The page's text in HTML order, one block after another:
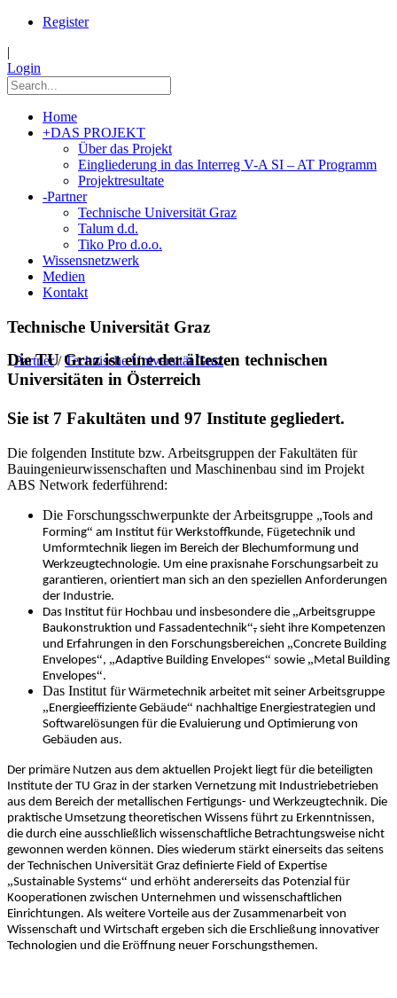
Register
|
Login
Home
+DAS PROJEKT
Über das Projekt
Eingliederung in das Interreg V-A SI – AT Programm
Projektresultate
-Partner
Technische Universität Graz
Talum d.d.
Tiko Pro d.o.o.
Wissensnetzwerk
Medien
Kontakt
Technische Universität Graz
Partner/Technische Universität Graz
Die TU Graz ist eine der ältesten technischen
Universitäten in Österreich
Sie ist 7 Fakultäten und 97 Institute gegliedert.
Die folgenden Institute bzw. Arbeitsgruppen der Fakultäten für
Bauingenieurwissenschaften und Maschinenbau sind im Projekt
ABS Network federführend:
Die Forschungsschwerpunkte der Arbeitsgruppe „Tools and
Forming“ am Institut für Werkstoffkunde, Fügetechnik und
Umformtechnik liegen im Bereich der Blechumformung und
Werkzeugtechnologie. Um eine praxisnahe Forschungsarbeit zu
garantieren, orientiert man sich an den speziellen Anforderungen
der Industrie.
Das Institut für Hochbau und insbesondere die „Arbeitsgruppe
Baukonstruktion und Fassadentechnik“, sieht ihre Kompetenzen
und Erfahrungen in den Forschungsbereichen „Concrete Building
Envelopes“, „Adaptive Building Envelopes“ sowie „ Metal Building
Envelopes“.
Das Institut für Wärmetechnik arbeitet mit seiner Arbeitsgruppe
„ Energieeffiziente Gebäude“ nachhaltige Energiestrategien und
Softwarel ösungen für die Evaluierung und Optimierung von
Gebäuden aus.
Der primäre Nutzen aus dem aktuellen Projekt liegt für die beteiligten
Institute der TU Graz in der starken Vernetzung mit Industriebetrieben
aus dem Bereich der metallischen Fertigungs- und Werkzeugtechnik. Die
praktische Umsetzung theoretischen Wissens fü hrt zu Erkenntnissen,
die durch eine ausschließ lich wissenschaftliche Betrachtungsweise nicht
gewonnen werden können. Dies wiederum stärkt einerseits das seitens
der Technischen Universität Graz definierte Field of Expertise
„Sustainable Systems“ und erhö ht andererseits das Potenzial für
Kooperationen zwischen Unternehmen und wissenschaftlichen
Einrichtungen. Als weitere Vorteile aus der Zusammenarbeit von
Wissenschaft und Wirtschaft ergeben sich die Erschließung innovativer
Technologien und die Eröffnung neuer Forschungsthemen.